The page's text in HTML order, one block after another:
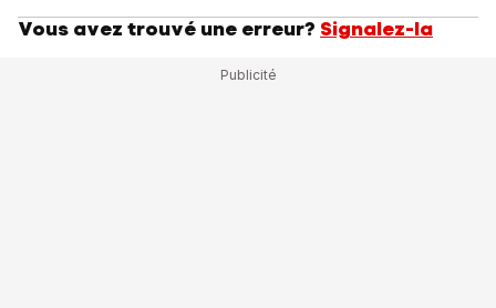
Vous avez trouvé une erreur? Signalez-la